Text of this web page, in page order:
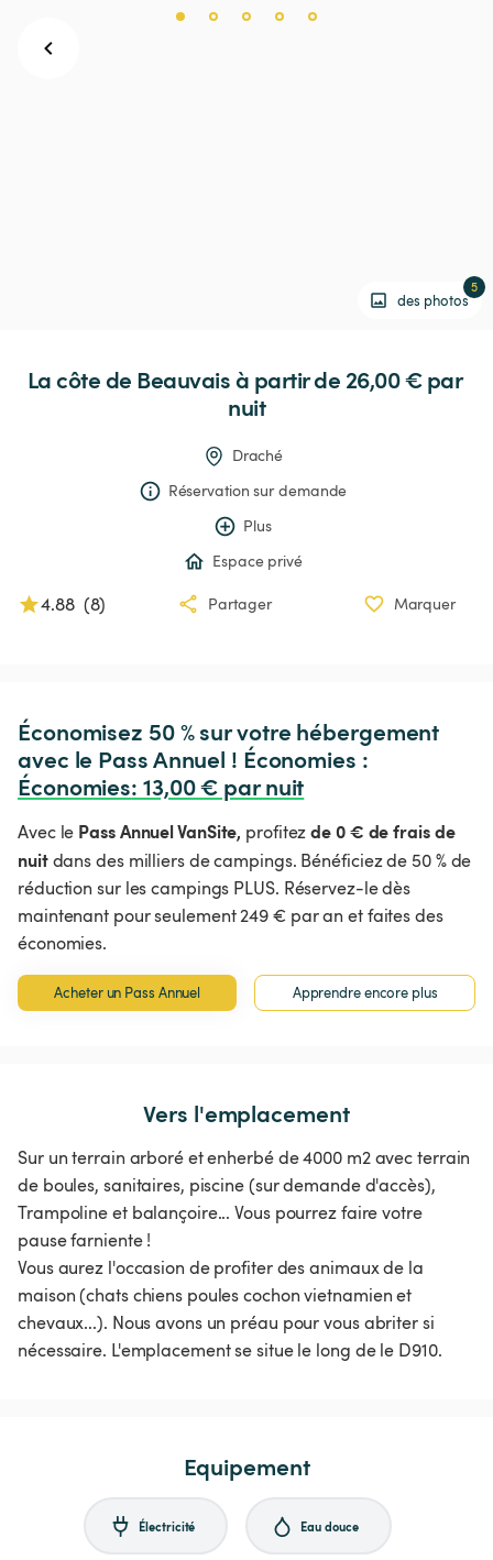
des photos
5
Lacôtede Beauvais à partir de 26,00 € par
nuit
Draché
Réservation sur demande
Plus
Espace privé
4.88 (8) Partager Marquer
Économisez 50 % sur votre hébergement
avec le Pass Annuel ! Économies :
Économies: 13,00 € par nuit
Avec le Pass Annuel VanSite, profitezde 0 € de frais de
nuitdans des milliers de campings. Bénéficiez de 50 % de
réduction sur les campings PLUS. Réservez-le dès
maintenant pour seulement 249 € par an et faites des
économies.
Acheter un Pass Annuel Apprendre encore plus
Vers l'emplacement
Sur un terrain arboré et enherbé de 4000 m2 avec terrain
de boules, sanitaires, piscine (sur demande d'accès),
Trampoline et balançoire... Vous pourrez faire votre
pause farniente !
Vous aurez l'occasion de profiter des animaux de la
maison (chats chiens poules cochon vietnamien et
chevaux...). Nous avons un préau pour vous abriter si
nécessaire. L'emplacement se situe le long de le D910.
Equipement
Électricité Eau douce